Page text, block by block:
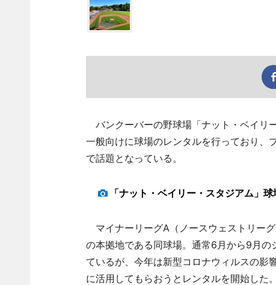
バンクーバーの野球場「ナット・ベイリ
一般向けに球場のレンタルを行っており、
で話題となっている。
「ナット・ベイリー・スタジアム」球
マイナーリーグA（ノースウェストリー
の本拠地である同球場。通常6月から9月
ているが、今年は新型コロナウィルスの影
に活用してもらおうとレンタルを開始した。